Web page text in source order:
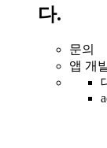
다.
문의
앱 개